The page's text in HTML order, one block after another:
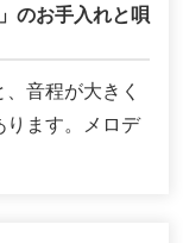
のお手入れと唄
音程が大きく
ります。メロデ